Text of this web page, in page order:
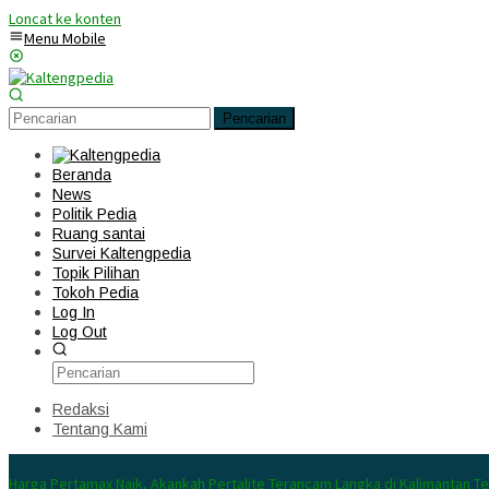
Loncat ke konten
Menu Mobile
Pencarian
Beranda
News
Politik Pedia
Ruang santai
Survei Kaltengpedia
Topik Pilihan
Tokoh Pedia
Log In
Log Out
Redaksi
Tentang Kami
Harga Pertamax Naik, Akankah Pertalite Terancam Langka di Kalimantan